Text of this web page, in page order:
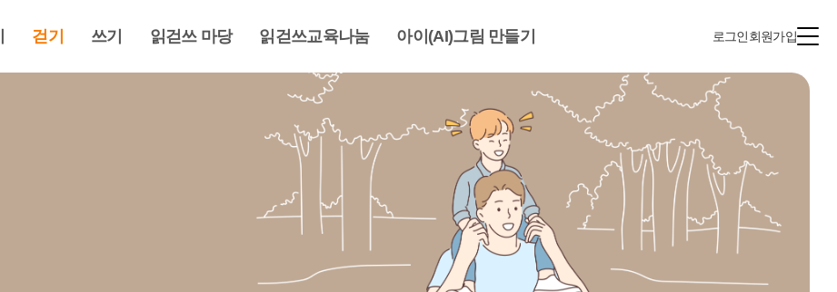
걷기 쓰기 읽걷쓰 마당 읽걷쓰교육나눔 아이(AI)그림 만들기 로그인회원가입